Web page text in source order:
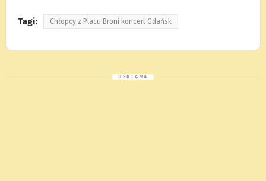
Tagi: Chłopcy z Placu Broni koncert Gdańsk